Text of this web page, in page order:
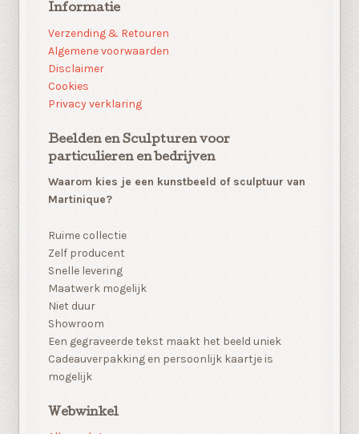
Informatie
Verzending & Retouren
Algemene voorwaarden
Disclaimer
Cookies
Privacy verklaring
Beelden en Sculpturen voor
particulieren en bedrijven
Waarom kies je een kunstbeeld of sculptuur van
Martinique?
Ruime collectie
Zelf producent
Snelle levering
Maatwerk mogelijk
Niet duur
Showroom
Een gegraveerde tekst maakt het beeld uniek
Cadeauverpakking en persoonlijk kaartje is
mogelijk
Webwinkel